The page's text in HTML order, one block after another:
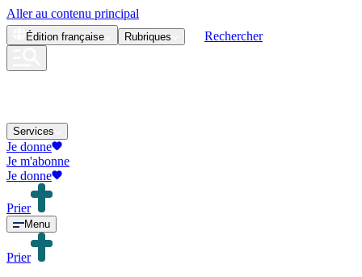
Aller au contenu principal
Édition française Rubriques Rechercher
Services
Je donne
Je m'abonne
Je donne
Prier
Menu
Prier